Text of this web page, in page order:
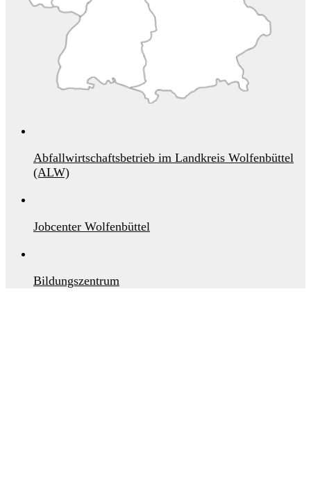
Abfallwirtschaftsbetrieb im Landkreis Wolfenbüttel
(ALW)
Jobcenter Wolfenbüttel
Bildungszentrum